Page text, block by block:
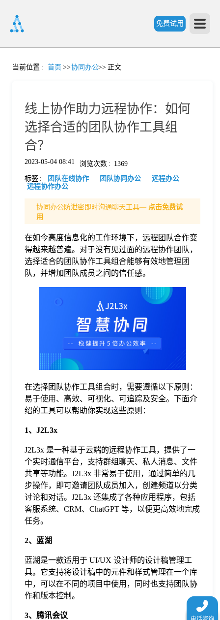
免费试用
首
价
格
题
当前位置 : 首页 >>协同办公>> 正文
线上协作助力远程协作：如何
选择合适的团队协作工具组
合？
2023-05-04 08:41 浏览次数 : 1369
标签 : 团队在线协作 团队协同办公
远程办公
远程协作办公
协同办公防泄密即时沟通聊天工具— 点击免费试
用
在如今高度信息化的工作环境下，远程团队合作变
得越来越普遍。对于没有见过面的远程协作团队，
选择适合的团队协作工具组合能够有效地管理团
队，并增加团队成员之间的信任感。
在选择团队协作工具组合时，需要遵循以下原则：
易于使用、高效、可视化、可追踪及安全。下面介
绍的工具可以帮助你实现这些原则：
1、J2L3x
J2L3x 是一种基于云端的远程协作工具，提供了一
个实时通信平台，支持群组聊天、私人消息、文件
共享等功能。J2L3x 非常易于使用，通过简单的几
步操作，即可邀请团队成员加入，创建频道以分类
讨论和对话。J2L3x 还集成了各种应用程序，包括
客服系统、CRM、ChatGPT 等，以便更高效地完成
任务。
2、蓝湖
蓝湖是一款适用于 UI/UX 设计师的设计稿管理工
具。它支持将设计稿中的元件和样式管理在一个库
中，可以在不同的项目中使用，同时也支持团队协
作和版本控制。
3、腾讯会议